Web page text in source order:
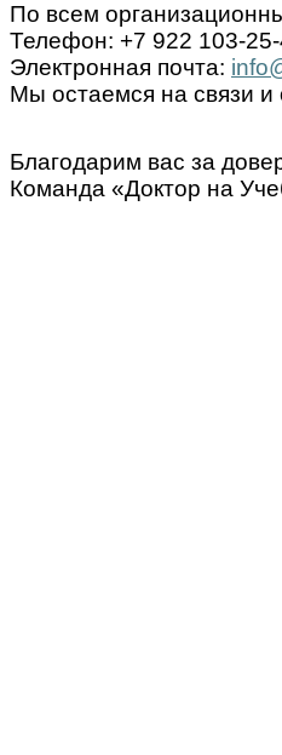
По всем
Телефон: +7 922 103-
Электронная почта:
Мы остаемся на связи
Благодарим вас за
Команда «Доктор на